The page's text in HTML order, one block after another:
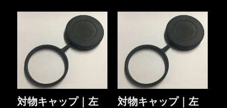
対物キャップ｜左
対物キャップ｜左